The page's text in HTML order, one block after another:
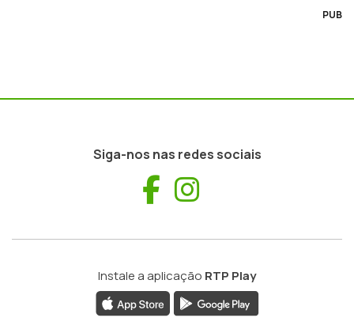
PUB
Siga-nos nas redes sociais
Facebook
Instale a aplicação RTP Play